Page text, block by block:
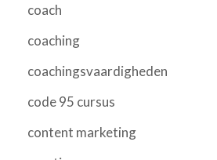
coach
coaching
coachingsvaardigheden
code 95 cursus
content marketing